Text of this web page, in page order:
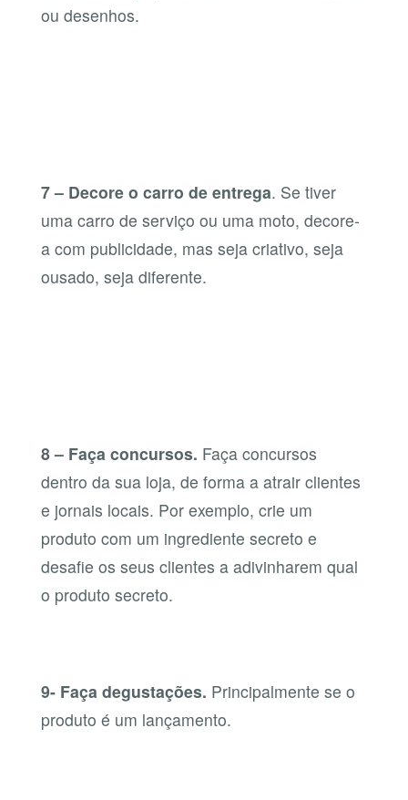
ou desenhos.
7 – Decore o carro de entrega. Se tiver
uma carro de serviço ou uma moto, decore-
a com publicidade, mas seja criativo, seja
ousado, seja diferente.
8 – Faça concursos. Faça concursos
dentro da sua loja, de forma a atrair clientes
e jornais locais. Por exemplo, crie um
produto com um ingrediente secreto e
desafie os seus clientes a adivinharem qual
o produto secreto.
9- Faça degustações. Principalmente se o
produto é um lançamento.